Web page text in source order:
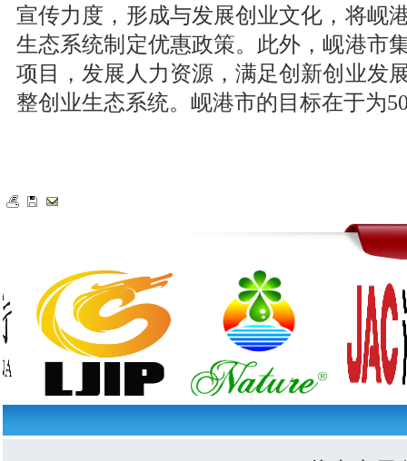
宣传力度，形成与发展创业文化，将岘
生态系统制定优惠政策。此外，岘港市
项目，发展人力资源，满足创新创业发
整创业生态系统。岘港市的目标在于为